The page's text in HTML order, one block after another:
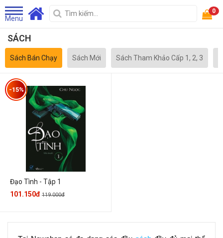
Menu
0
SÁCH
Sách Bán Chạy Sách Mới Sách Tham Khảo Cấp 1, 2, 3
Đạo Tình - Tập 1
-15%
101.150đ 119.000đ